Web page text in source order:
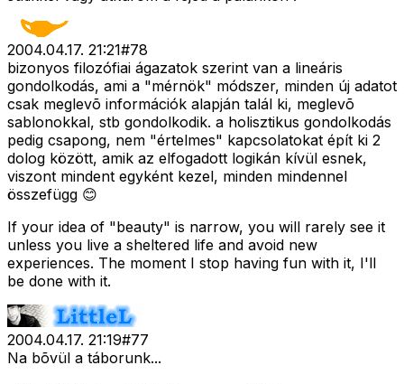
2004.04.17. 21:21#78
bizonyos filozófiai ágazatok szerint van a lineáris
gondolkodás, ami a "mérnök" módszer, minden új adatot
csak meglevõ információk alapján talál ki, meglevõ
sablonokkal, stb gondolkodik. a holisztikus gondolkodás
pedig csapong, nem "értelmes" kapcsolatokat épít ki 2
dolog között, amik az elfogadott logikán kívül esnek,
viszont mindent egyként kezel, minden mindennel
összefügg 😊
If your idea of "beauty" is narrow, you will rarely see it
unless you live a sheltered life and avoid new
experiences. The moment I stop having fun with it, I'll
be done with it.
2004.04.17. 21:19#77
Na bõvül a táborunk...